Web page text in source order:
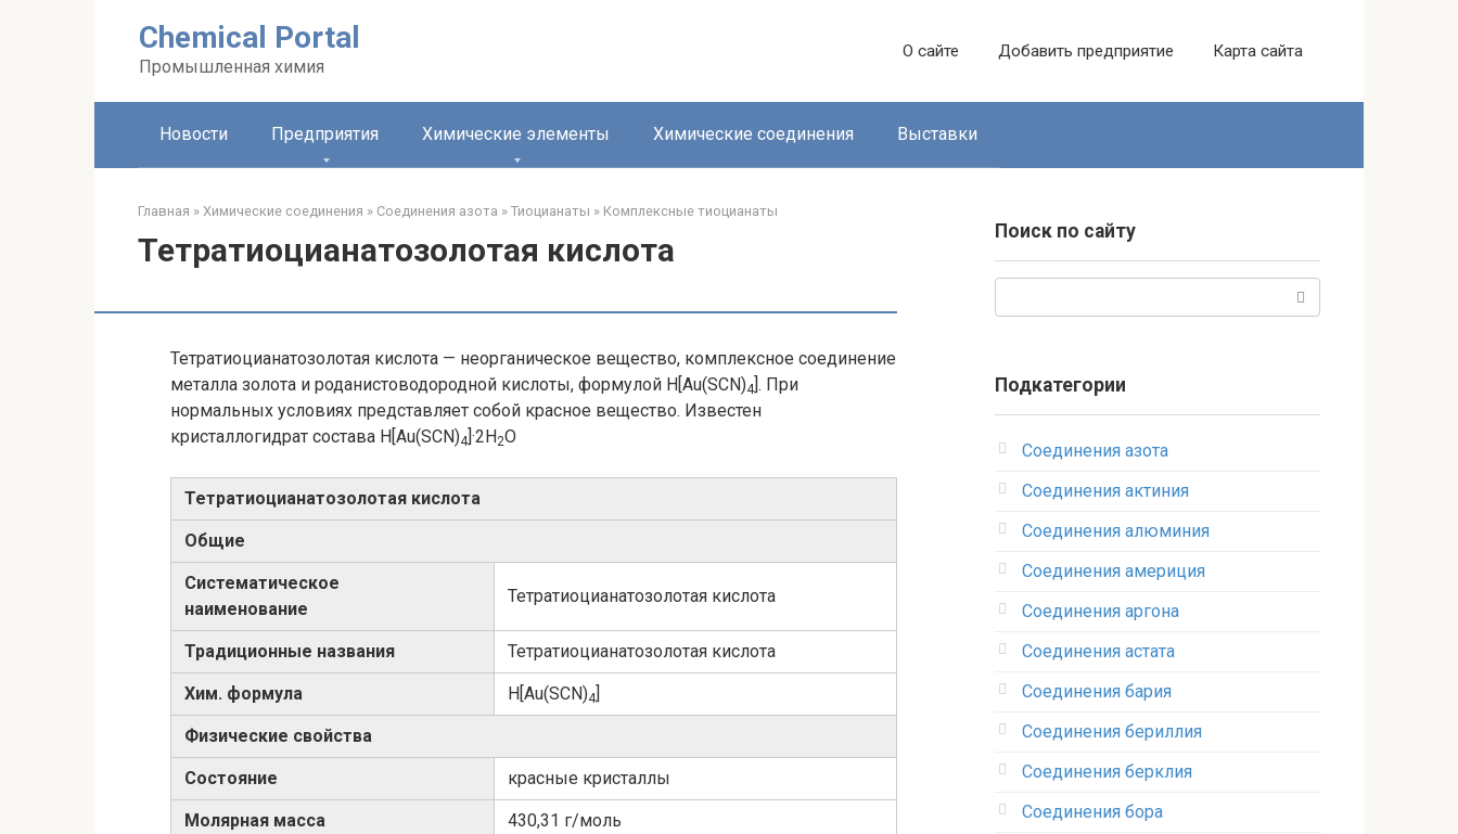
Chemical Portal
Промышленная химия
О сайте Добавить предприятие Карта сайта
Новости Предприятия Химические элементы Химические соединения Выставки
Главная » Химические соединения » Соединения азота » Тиоцианаты‎ » Комплексные тиоцианаты‎
Тетратиоцианатозолотая кислота
Тетратиоцианатозолотая кислота — неорганическое вещество, комплексное соединение
металла золота и роданистоводородной кислоты, формулой H[Au(SCN)4]. При
нормальных условиях представляет собой красное вещество. Известен
кристаллогидрат состава H[Au(SCN)4]·2H2O
Тетратиоцианатозолотая кислота
Общие
Систематическое
наименование
Тетратиоцианатозолотая кислота
Традиционные названия Тетратиоцианатозолотая кислота
Хим. формула H[Au(SCN)4]
Физические свойства
Состояние красные кристаллы
Молярная масса 430,31 г/моль
Поиск по сайту
Подкатегории
Соединения азота
Соединения актиния
Соединения алюминия‎
Соединения америция‎
Соединения аргона‎
Соединения астата‎
Соединения бария
Соединения бериллия‎
Соединения берклия
Соединения бора‎